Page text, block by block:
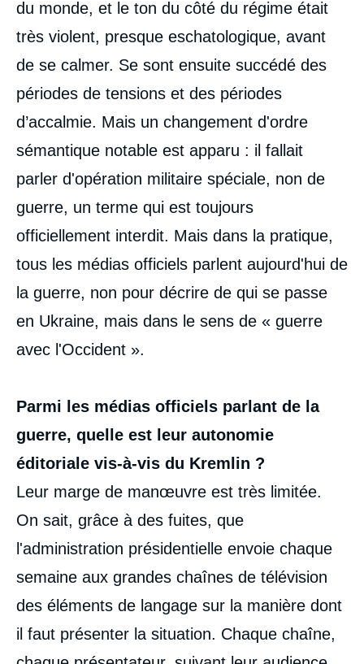
du monde, et le ton du côté du régime était
très violent, presque eschatologique, avant
de se calmer. Se sont ensuite succédé des
périodes de tensions et des périodes
d’accalmie. Mais un changement d'ordre
sémantique notable est apparu : il fallait
parler d'opération militaire spéciale, non de
guerre, un terme qui est toujours
officiellement interdit. Mais dans la pratique,
tous les médias officiels parlent aujourd'hui de
la guerre, non pour décrire de qui se passe
en Ukraine, mais dans le sens de « guerre
avec l'Occident ».
Parmi les médias officiels parlant de la
guerre, quelle est leur autonomie
éditoriale vis-à-vis du Kremlin ?
Leur marge de manœuvre est très limitée.
On sait, grâce à des fuites, que
l'administration présidentielle envoie chaque
semaine aux grandes chaînes de télévision
des éléments de langage sur la manière dont
il faut présenter la situation. Chaque chaîne,